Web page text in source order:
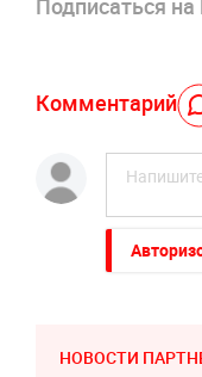
Комментарий
НОВОСТИ